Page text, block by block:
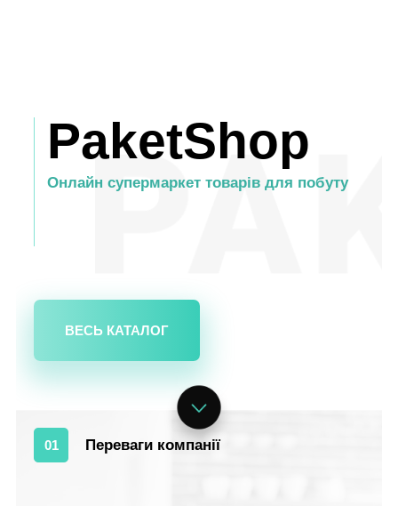
PaketShop
Онлайн супермаркет товарів для побуту
ВЕСЬ КАТАЛОГ
01 Переваги компанії